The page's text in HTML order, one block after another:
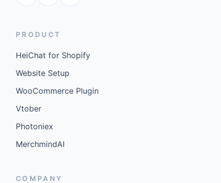
PRODUCT
HeiChat for Shopify
Website Setup
WooCommerce Plugin
Vtober
Photoniex
MerchmindAI
COMPANY